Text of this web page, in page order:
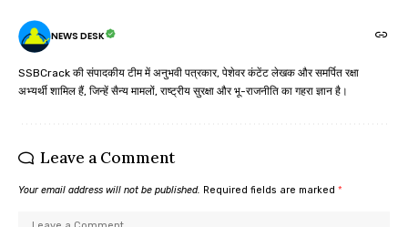
NEWS DESK
SSBCrack की संपादकीय टीम में अनुभवी पत्रकार, पेशेवर कंटेंट लेखक और समर्पित रक्षा
अभ्यर्थी शामिल हैं, जिन्हें सैन्य मामलों, राष्ट्रीय सुरक्षा और भू-राजनीति का गहरा ज्ञान है।
Leave a Comment
Your email address will not be published. Required fields are marked *